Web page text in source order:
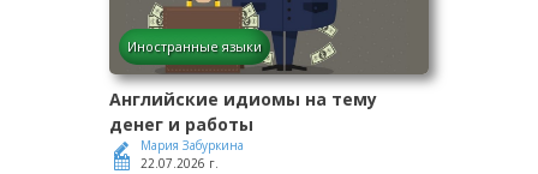
Иностранные языки
Английские идиомы на тему
денег и работы
Мария Забуркина
22.07.2026 г.